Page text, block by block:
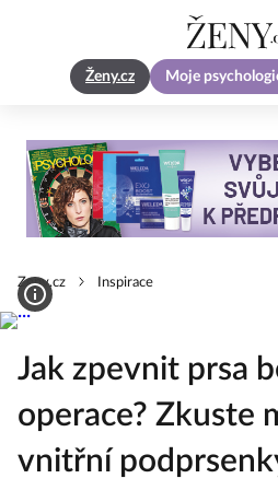
Ženy.cz Moje
Zeny.cz Inspirace
Jak zpevnit prsa
operace? Zkuste
vnitřní